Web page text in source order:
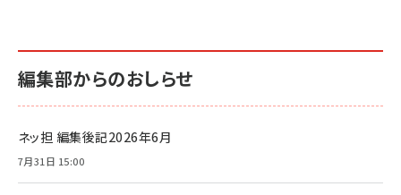
編集部からのおしらせ
ネッ担 編集後記2026年6月
7月31日 15:00